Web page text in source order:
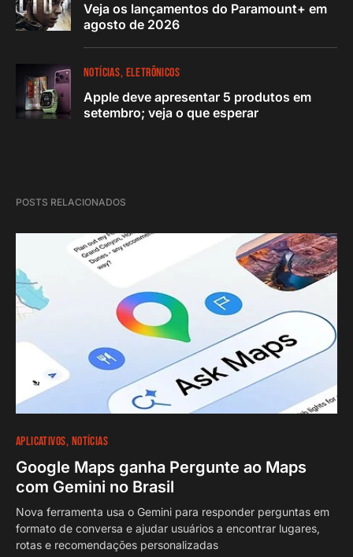
Veja os lançamentos do Paramount+ em
agosto de 2026
NOTÍCIAS ELETRÔNICOS
Apple deve apresentar 5 produtos em
setembro; veja o que esperar
POSTS RELACIONADOS
APLICATIVOS NOTÍCIAS
Google Maps ganha Pergunte ao Maps
com Gemini no Brasil
Nova ferramenta usa o Gemini para responder perguntas em
formato de conversa e ajudar usuários a encontrar lugares,
rotas e recomendações personalizadas